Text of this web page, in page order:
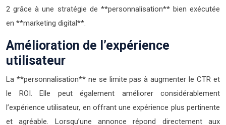
2 grâce à une stratégie de **personnalisation** bien exécutée
en **marketing digital**.
Amélioration de l’expérience
utilisateur
La **personnalisation** ne se limite pas à augmenter le CTR et
le ROI. Elle peut également améliorer considérablement
l’expérience utilisateur, en offrant une expérience plus pertinente
et agréable. Lorsqu’une annonce répond directement aux